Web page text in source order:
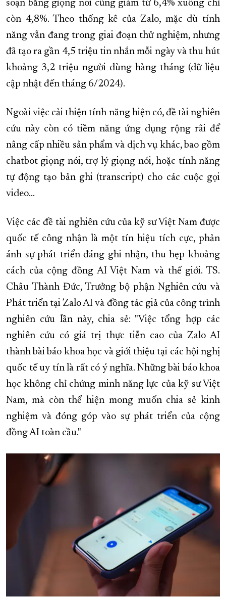
soạn bằng giọng nói cũng giảm từ 6,4% xuống chỉ
còn 4,8%. Theo thống kê của Zalo, mặc dù tính
năng vẫn đang trong giai đoạn thử nghiệm, nhưng
đã tạo ra gần 4,5 triệu tin nhắn mỗi ngày và thu hút
khoảng 3,2 triệu người dùng hàng tháng (dữ liệu
cập nhật đến tháng 6/2024).
Ngoài việc cải thiện tính năng hiện có, đề tài nghiên
cứu này còn có tiềm năng ứng dụng rộng rãi để
nâng cấp nhiều sản phẩm và dịch vụ khác, bao gồm
chatbot giọng nói, trợ lý giọng nói, hoặc tính năng
tự động tạo bản ghi (transcript) cho các cuộc gọi
video...
Việc các đề tài nghiên cứu của kỹ sư Việt Nam được
quốc tế công nhận là một tín hiệu tích cực, phản
ánh sự phát triển đáng ghi nhận, thu hẹp khoảng
cách của cộng đồng AI Việt Nam và thế giới. TS.
Châu Thành Đức, Trưởng bộ phận Nghiên cứu và
Phát triển tại Zalo AI và đồng tác giả của công trình
nghiên cứu lần này, chia sẻ: "Việc tổng hợp các
nghiên cứu có giá trị thực tiễn cao của Zalo AI
thành bài báo khoa học và giới thiệu tại các hội nghị
quốc tế uy tín là rất có ý nghĩa. Những bài báo khoa
học không chỉ chứng minh năng lực của kỹ sư Việt
Nam, mà còn thể hiện mong muốn chia sẻ kinh
nghiệm và đóng góp vào sự phát triển của cộng
đồng AI toàn cầu."